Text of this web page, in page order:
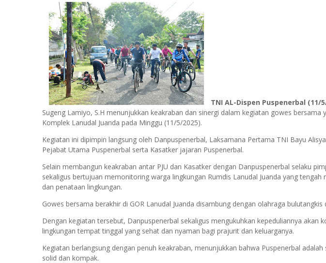
TNI AL-Dispen Puspenerbal (11/
Sugeng Lamiyo, S.H menunjukkan keakraban dan sinergi dalam kegiatan gowes bersama
Komplek Lanudal Juanda pada Minggu (11/5/2025).
Kegiatan ini dipimpin langsung oleh Danpuspenerbal, Laksamana Pertama TNI Bayu
Pejabat Utama Puspenerbal serta Kasatker jajaran Puspenerbal.
Selain membangun keakraban antar PJU dan Kasatker dengan Danpuspenerbal selaku
sekaligus bertujuan memonitoring warga lingkungan Rumdis Lanudal Juanda yang tengah
dan penataan lingkungan.
Gowes bersama berakhir di GOR Lanudal Juanda disambung dengan olahraga
Dengan kegiatan tersebut, Danpuspenerbal sekaligus mengukuhkan kepeduliannya akan
lingkungan tempat tinggal yang sehat dan nyaman bagi prajurit dan keluarganya.
Kegiatan berlangsung dengan penuh keakraban, menunjukkan bahwa Puspenerbal
solid dan kompak.